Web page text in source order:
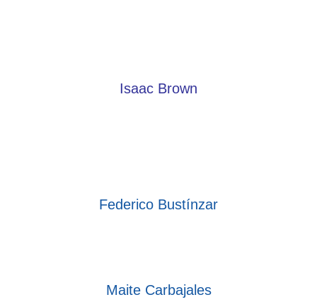
Isaac Brown
Federico Bustínzar
Maite Carbajales